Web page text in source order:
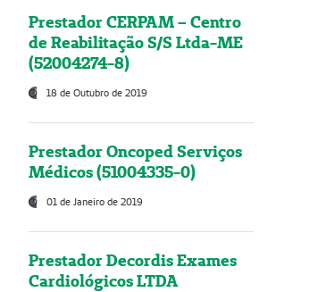
Prestador CERPAM – Centro
de Reabilitação S/S Ltda-ME
(52004274-8)
18 de Outubro de 2019
Prestador Oncoped Serviços
Médicos (51004335-0)
01 de Janeiro de 2019
Prestador Decordis Exames
Cardiológicos LTDA